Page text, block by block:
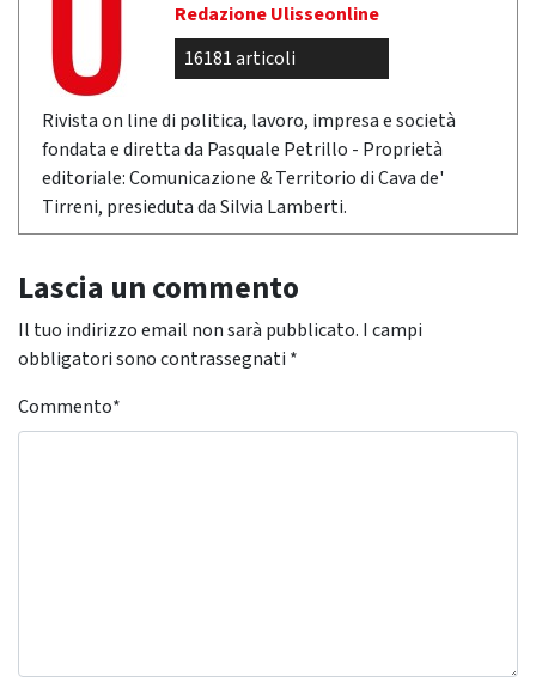
Redazione Ulisseonline
16181 articoli
Rivista on line di politica, lavoro, impresa e società
fondata e diretta da Pasquale Petrillo - Proprietà
editoriale: Comunicazione & Territorio di Cava de'
Tirreni, presieduta da Silvia Lamberti.
Lascia un commento
Il tuo indirizzo email non sarà pubblicato. I campi
obbligatori sono contrassegnati *
Commento*